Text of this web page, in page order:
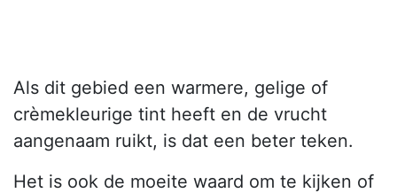
Als dit gebied een warmere, gelige of
crèmekleurige tint heeft en de vrucht
aangenaam ruikt, is dat een beter teken.
Het is ook de moeite waard om te kijken of